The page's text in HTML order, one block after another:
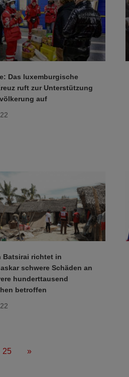
Das luxemburgische
ruft zur Unterstützung
auf
Batsirai richtet in
schwere Schäden an
hunderttausend
betroffen
25 »